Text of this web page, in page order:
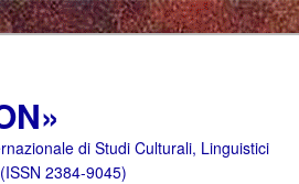
di Studi Culturali, Linguistici
2384-9045)